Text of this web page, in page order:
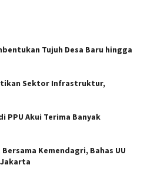
Tujuh Desa Baru hingga
Sektor Infrastruktur,
PPU Akui Terima Banyak
Bersama Kemendagri, Bahas UU